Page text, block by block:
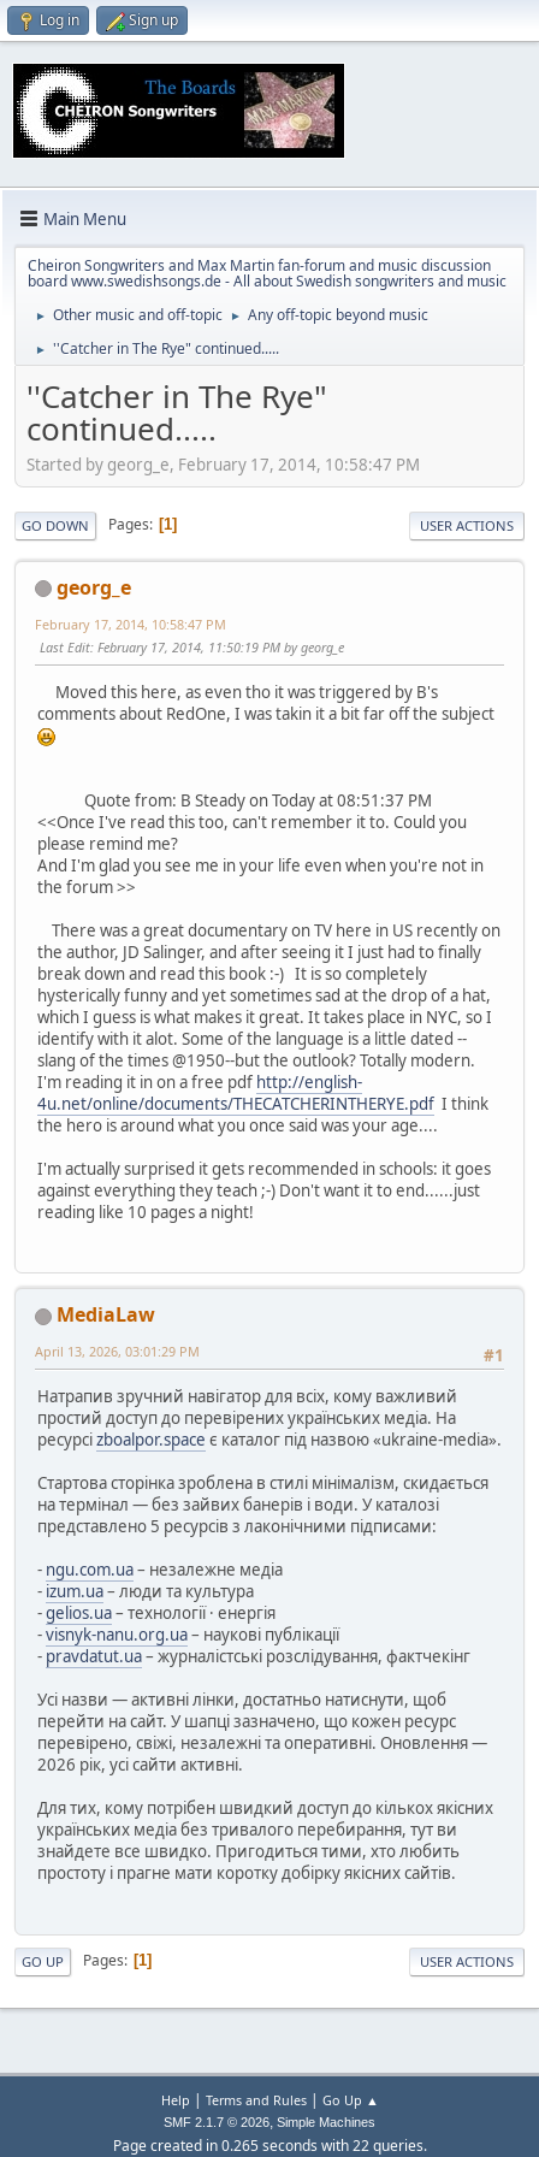
Log in Sign up
Main Menu
Cheiron Songwriters and Max Martin fan-forum and music discussion
board www.swedishsongs.de - All about Swedish songwriters and music
► Other music and off-topic ► Any off-topic beyond music
► ''Catcher in The Rye" continued.....
''Catcher in The Rye"
continued.....
Started by georg_e, February 17, 2014, 10:58:47 PM
GO DOWN Pages 1 USER ACTIONS
georg_e
February 17, 2014, 10:58:47 PM
Last Edit: February 17, 2014, 11:50:19 PM by georg_e
Moved this here, as even tho it was triggered by B's
comments about RedOne, I was takin it a bit far off the subject
Quote from: B Steady on Today at 08:51:37 PM
<<Once I've read this too, can't remember it to. Could you
please remind me?
And I'm glad you see me in your life even when you're not in
the forum >>
There was a great documentary on TV here in US recently on
the author, JD Salinger, and after seeing it I just had to finally
break down and read this book :-) It is so completely
hysterically funny and yet sometimes sad at the drop of a hat,
which I guess is what makes it great. It takes place in NYC, so I
identify with it alot. Some of the language is a little dated --
slang of the times @1950--but the outlook? Totally modern.
I'm reading it in on a free pdf http://english-
4u.net/online/documents/THECATCHERINTHERYE.pdf I think
the hero is around what you once said was your age....
I'm actually surprised it gets recommended in schools: it goes
against everything they teach ;-) Don't want it to end......just
reading like 10 pages a night!
MediaLaw
#1
April 13, 2026, 03:01:29 PM
Натрапив зручний навігатор для всіх, кому важливий
простий доступ до перевірених українських медіа. На
ресурсіzboalpor.space є каталог під назвою «ukraine-media».
Стартова сторінка зроблена в стилі мінімалізм, скидається
на термінал — без зайвих банерів і води. У каталозі
представлено 5 ресурсів з лаконічними підписами:
- ngu.com.ua– незалежне медіа
- izum.ua– люди та культура
-gelios.ua– технології · енергія
-visnyk-nanu.org.ua– наукові публікації
- pravdatut.ua– журналістські розслідування, фактчекінг
Усі назви — активні лінки, достатньо натиснути, щоб
перейти на сайт. У шапці зазначено, що кожен ресурс
перевірено, свіжі, незалежні та оперативні. Оновлення —
2026 рік, усі сайти активні.
Для тих, кому потрібен швидкий доступ до кількох якісних
українських медіа без тривалого перебирання, тут ви
знайдете все швидко. Пригодиться тими, хто любить
простоту і прагне мати коротку добірку якісних сайтів.
GO UP Pages 1 USER ACTIONS
Help | Terms and Rules| Go Up ▲
SMF 2.1.7 © 2026, Simple Machines
Page created in 0.265 seconds with 22 queries.